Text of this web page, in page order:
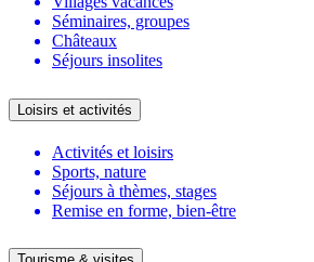
Séminaires, groupes
Châteaux
Séjours insolites
Loisirs et activités
Activités et loisirs
Sports, nature
Séjours à thèmes, stages
Remise en forme, bien-être